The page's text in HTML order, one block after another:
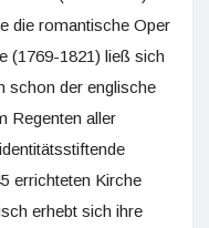
die romantische Oper
(1769-1821) ließ sich
schon der englische
Regenten aller
errichteten Kirche
erhebt sich ihre